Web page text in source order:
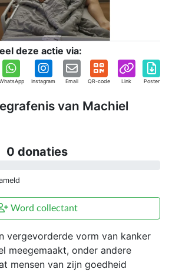
deze actie via:
Instagram Email QR-code Link Poster
van Machiel
0 donaties
Word collectant
vergevorderde vorm van kanker
meegemaakt, onder andere
mensen van zijn goedheid